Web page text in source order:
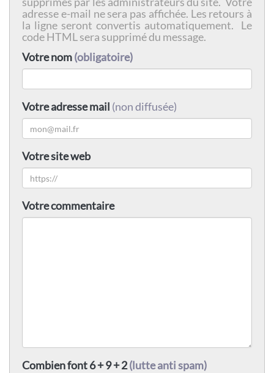
adresse e-mail ne sera pas affichée. Les retours à
la ligne seront convertis automatiquement. Le
code HTML sera supprimé du message.
Votre nom(obligatoire)
Votre adresse mail (non diffusée)
Votre site web
Votre commentaire
Combien font 6 + 9 + 2(lutte anti spam)